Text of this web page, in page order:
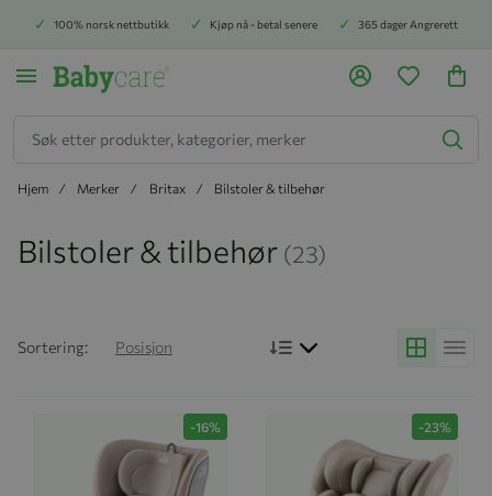
100% norsk nettbutikk Kjøp nå - betal senere 365 dager Angrerett
Hjem Merker Britax Bilstoler & tilbehør
Bilstoler & tilbehør (23)
Sortering: Posisjon Bruk synkende rekkefølge
Grid Liste
-16% -23%